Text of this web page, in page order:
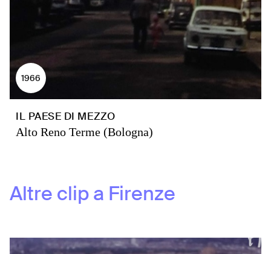
1966
IL PAESE DI MEZZO
Alto Reno Terme (Bologna)
Altre clip a Firenze